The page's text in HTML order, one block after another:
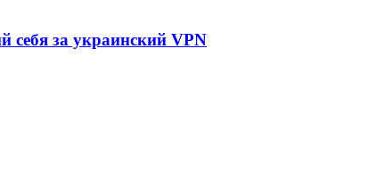
за украинский VPN